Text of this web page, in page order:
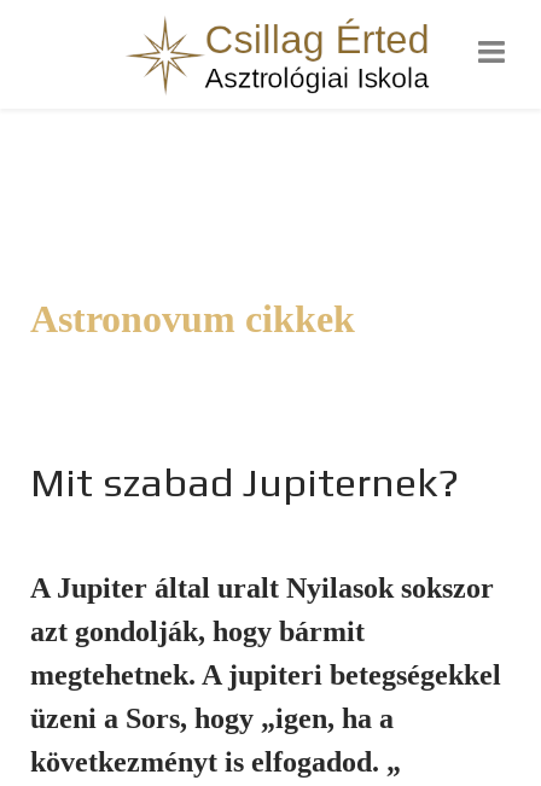
Astronovum cikkek
Mit szabad Jupiternek?
A Jupiter által uralt Nyilasok sokszor
azt gondolják, hogy bármit
megtehetnek. A jupiteri betegségekkel
üzeni a Sors, hogy „igen, ha a
következményt is elfogadod. „